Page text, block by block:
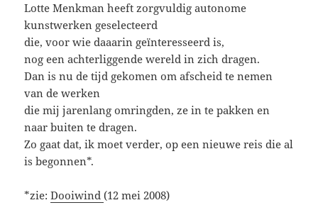
Lotte Menkman heeft zorgvuldig autonome
kunstwerken geselecteerd
die, voor wie daaarin geïnteresseerd is,
nog een achterliggende wereld in zich dragen.
Dan is nu de tijd gekomen om afscheid te nemen
van de werken
die mij jarenlang omringden, ze in te pakken en
naar buiten te dragen.
Zo gaat dat, ik moet verder, op een nieuwe reis die al
is begonnen*.
*zie:Dooiwind(12 mei 2008)